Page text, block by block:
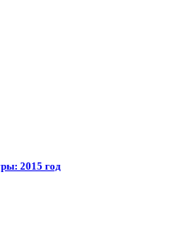
2015 год